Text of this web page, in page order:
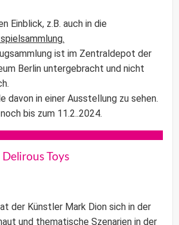
Einblick, z.B. auch in die
ist im Zentraldepot der
Berlin untergebracht und nicht
davon in einer Ausstellung zu sehen.
bis zum 11.2..2024.
Toys
der Künstler Mark Dion sich in der
und thematische Szenarien in der